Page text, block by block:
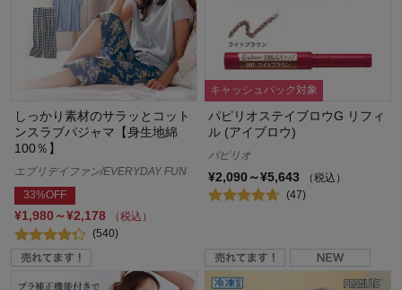
しっかり素材のサラッとコット
ンスラブパジャマ【身生地綿
100％】
エブリデイファン/EVERYDAY FUN
33%OFF
¥1,980～¥2,178
（税込）
(540)
キャッシュバック対象
パピリオステイブロウG リフィ
ル (アイブロウ)
パピリオ
¥2,090～¥5,643
（税込）
(47)